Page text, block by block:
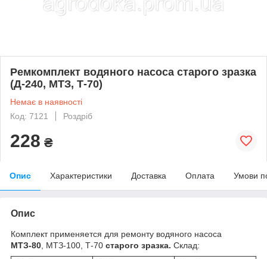
Ремкомплект водяного насоса старого зразка
(Д-240, МТЗ, Т-70)
Немає в наявності
Код: 7121
Роздріб
228 ₴
Опис Характеристики Доставка Оплата Умови
Опис
Комплект применяется для ремонту водяного насоса
МТЗ-80 , МТЗ-100, Т-70 старого зразка. Склад: